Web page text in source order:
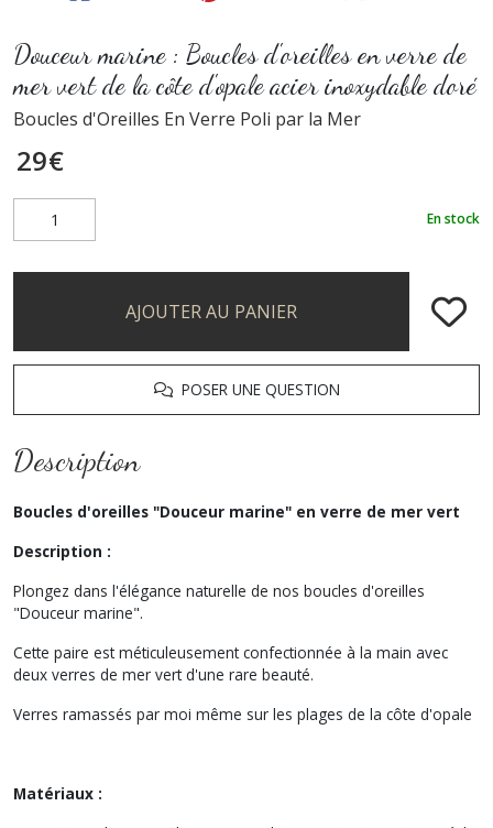
Douceur marine : Boucles d'oreilles en verre de
mer vert de la côte d'opale acier inoxydable doré
Boucles d'Oreilles En Verre Poli par la Mer
29€
En stock
AJOUTER AU PANIER
POSER UNE QUESTION
Description
Boucles d'oreilles "Douceur marine" en verre de mer vert
Description :
Plongez dans l'élégance naturelle de nos boucles d'oreilles
"Douceur marine".
Cette paire est méticuleusement confectionnée à la main avec
deux verres de mer vert d'une rare beauté.
Verres ramassés par moi même sur les plages de la côte d'opale
Matériaux :